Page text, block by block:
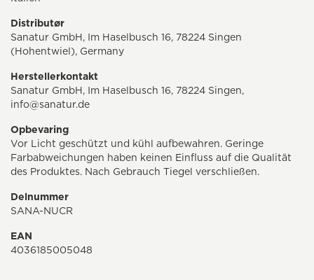
Distributør
Sanatur GmbH, Im Haselbusch 16, 78224 Singen
(Hohentwiel), Germany
Herstellerkontakt
Sanatur GmbH, Im Haselbusch 16, 78224 Singen,
info@sanatur.de
Opbevaring
Vor Licht geschützt und kühl aufbewahren. Geringe
Farbabweichungen haben keinen Einfluss auf die Qualität
des Produktes. Nach Gebrauch Tiegel verschließen.
Delnummer
SANA-NUCR
EAN
4036185005048